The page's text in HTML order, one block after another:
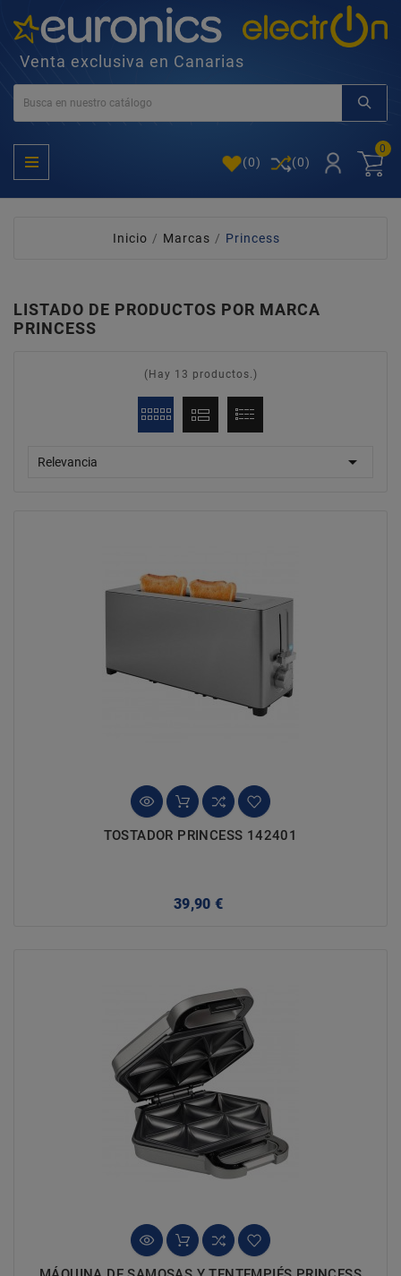
Venta exclusiva en Canarias
(0) (0)
0
Inicio Marcas Princess
LISTADO DE PRODUCTOS POR MARCA
PRINCESS
(Hay 13 productos.)
Relevancia 
TOSTADOR PRINCESS 142401
39,90 €